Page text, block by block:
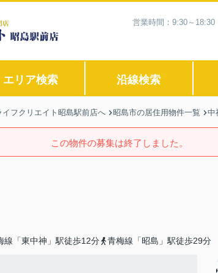
営業時間：9:30～
エリア検索 沿線検索
フクリエイト昭島駅前店へ 昭島市の居住用物件一覧 中
この物件の募集は終了しました。
線「東中神」駅徒歩12分 青梅線「昭島」駅徒歩29分